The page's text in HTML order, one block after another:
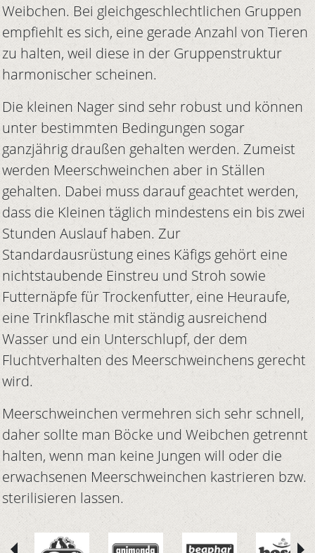
Weibchen. Bei gleichgeschlechtlichen Gruppen
empfiehlt es sich, eine gerade Anzahl von Tieren
zu halten, weil diese in der Gruppenstruktur
harmonischer scheinen.
Die kleinen Nager sind sehr robust und können
unter bestimmten Bedingungen sogar
ganzjährig draußen gehalten werden. Zumeist
werden Meerschweinchen aber in Ställen
gehalten. Dabei muss darauf geachtet werden,
dass die Kleinen täglich mindestens ein bis zwei
Stunden Auslauf haben. Zur
Standardausrüstung eines Käfigs gehört eine
nichtstaubende Einstreu und Stroh sowie
Futternäpfe für Trockenfutter, eine Heuraufe,
eine Trinkflasche mit ständig ausreichend
Wasser und ein Unterschlupf, der dem
Fluchtverhalten des Meerschweinchens gerecht
wird.
Meerschweinchen vermehren sich sehr schnell,
daher sollte man Böcke und Weibchen getrennt
halten, wenn man keine Jungen will oder die
erwachsenen Meerschweinchen kastrieren bzw.
sterilisieren lassen.